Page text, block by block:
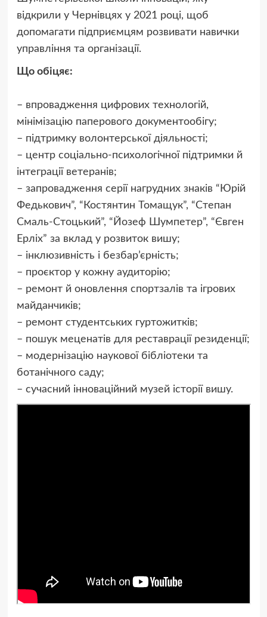
відкрили у Чернівцях у 2021 році, щоб
допомагати підприємцям розвивати навички
управління та організації.
Що обіцяє:
– впровадження цифрових технологій,
мінімізацію паперового документообігу;
– підтримку волонтерської діяльності;
– центр соціально-психологічної підтримки й
інтеграції ветеранів;
– запровадження серії нагрудних знаків “Юрій
Федькович”, “Костянтин Томащук”, “Степан
Смаль-Стоцький”, “Йозеф Шумпетер”, “Євген
Ерліх” за вклад у розвиток вишу;
– інклюзивність і безбар’єрність;
– проєктор у кожну аудиторію;
– ремонт й оновлення спортзалів та ігрових
майданчиків;
– ремонт студентських гуртожитків;
– пошук меценатів для реставрації резиденції;
– модернізацію наукової бібліотеки та
ботанічного саду;
– сучасний інноваційний музей історії вишу.